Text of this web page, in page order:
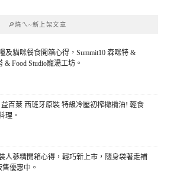
🔎燒ㄟ~新上架文章
及貓咪餐食開箱心得，Summit10 森咪特 &
& Food Studio寵湯工坊。
百萊 西班牙原裝 特級冷壓初榨橄欖油! 輕食
理。
人蔘精開箱心得，輕巧新上市，隨身袋著走補
優惠中。